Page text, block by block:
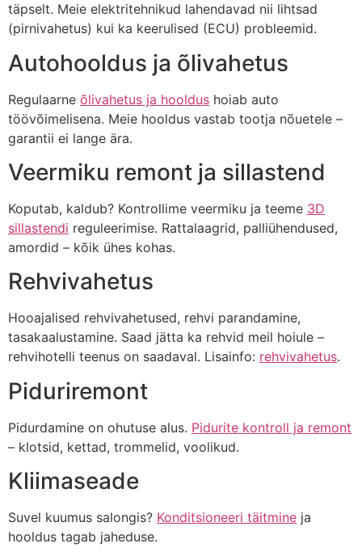
täpselt. Meie elektritehnikud lahendavad nii lihtsad
(pirnivahetus) kui ka keerulised (ECU) probleemid.
Autohooldus ja õlivahetus
Regulaarne õlivahetus ja hooldus hoiab auto
töövõimelisena. Meie hooldus vastab tootja nõuetele –
garantii ei lange ära.
Veermiku remont ja sillastend
Koputab, kaldub? Kontrollime veermiku ja teeme 3D
sillastendi reguleerimise. Rattalaagrid, palliühendused,
amordid – kõik ühes kohas.
Rehvivahetus
Hooajalised rehvivahetused, rehvi parandamine,
tasakaalustamine. Saad jätta ka rehvid meil hoiule –
rehvihotelli teenus on saadaval. Lisainfo: rehvivahetus.
Piduriremont
Pidurdamine on ohutuse alus. Pidurite kontroll ja remont
– klotsid, kettad, trommelid, voolikud.
Kliimaseade
Suvel kuumus salongis? Konditsioneeri täitmine ja
hooldus tagab jaheduse.